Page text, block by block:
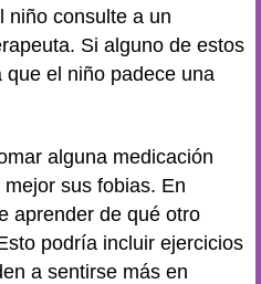
niño consulte a un
Si alguno de estos
el niño padece una
alguna medicación
sus fobias. En
aprender de qué otro
podría incluir ejercicios
a sentirse más en